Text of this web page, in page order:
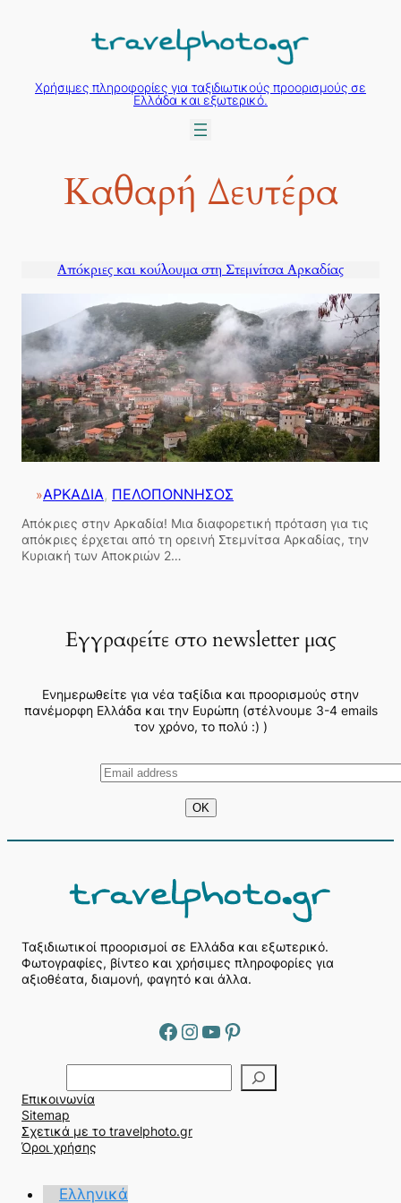
περιεχόμενο
Χρήσιμες πληροφορίες για ταξιδιωτικούς προορισμούς σε
Ελλάδα και εξωτερικό.
Καθαρή Δευτέρα
Απόκριες και κούλουμα στη Στεμνίτσα Αρκαδίας
»ΑΡΚΑΔΙΑ, ΠΕΛΟΠΟΝΝΗΣΟΣ
Απόκριες στην Αρκαδία! Μια διαφορετική πρόταση για τις
απόκριες έρχεται από τη ορεινή Στεμνίτσα Αρκαδίας, την
Κυριακή των Αποκριών 2…
Εγγραφείτε στο newsletter μας
Ενημερωθείτε για νέα ταξίδια και προορισμούς στην
πανέμορφη Ελλάδα και την Ευρώπη (στέλνουμε 3-4 emails
τον χρόνο, το πολύ :) )
Ταξιδιωτικοί προορισμοί σε Ελλάδα και εξωτερικό.
Φωτογραφίες, βίντεο και χρήσιμες πληροφορίες για
αξιοθέατα, διαμονή, φαγητό και άλλα.
Facebook Instagram YouTube Pinterest
ν
α
ζ
ή
Επικοινωνία
Sitemap
Σχετικά με το travelphoto.gr
Όροι χρήσης
Ελληνικά